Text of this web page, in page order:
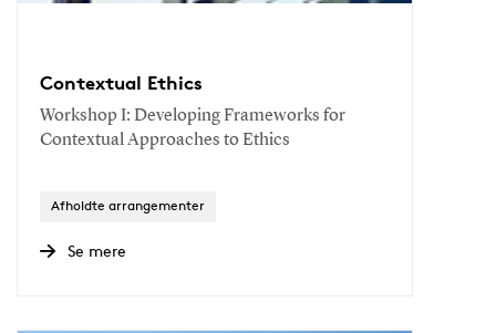
Contextual Ethics
Workshop I: Developing Frameworks for
Contextual Approaches to Ethics
Afholdte arrangementer
Se mere